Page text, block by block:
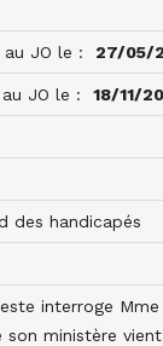
au JO le : 27/05/
au JO le : 18/11/
des handicapés
interroge
ministère